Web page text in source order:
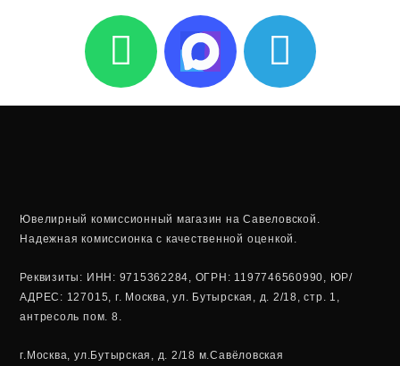
W
h
a
a
p
p
T
e
l
r
a
m
Ювелирный комиссионный магазин на Савеловской.
Надежная комиссионка с качественной оценкой.
Реквизиты: ИНН: 9715362284, ОГРН: 1197746560990, ЮР/
АДРЕС: 127015, г. Москва, ул. Бутырская, д. 2/18, стр. 1,
антресоль пом. 8.
г.Москва, ул.Бутырская, д. 2/18 м.Савёловская